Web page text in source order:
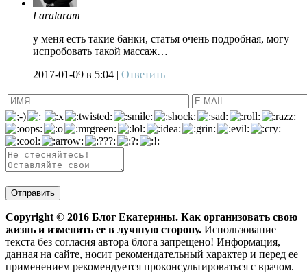
Laralaram
у меня есть такие банки, статья очень подробная, могу
испробовать такой массаж…
2017-01-09 в 5:04 | Ответить
Copyright © 2016 Блог Екатерины. Как организовать свою
жизнь и изменить ее в лучшую сторону. Использование
текста без согласия автора блога запрещено! Информация,
данная на сайте, носит рекомендательный характер и перед ее
применением рекомендуется проконсультироваться с врачом.